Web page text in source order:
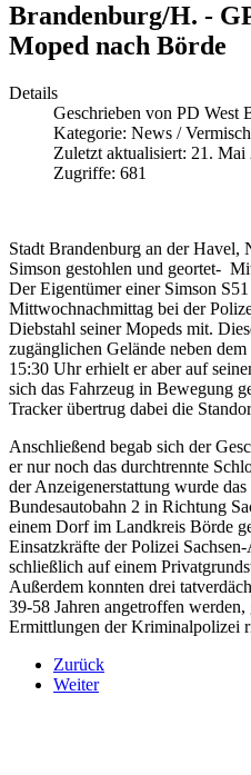
Brandenburg/H. -
Moped nach Börde
Details
Geschrieben von PD West
Kategorie: News /
Zuletzt aktualisiert: 21. Mai
Zugriffe: 681
Stadt Brandenburg an der Havel,
Simson gestohlen und geortet-
Der Eigentümer einer Simson
Mittwochnachmittag bei der
Diebstahl seiner Mopeds mit.
zugänglichen Gelände neben
15:30 Uhr erhielt er aber auf
sich das Fahrzeug in Bewegung
Tracker übertrug dabei die
Anschließend begab sich der
er nur noch das durchtrennte
der Anzeigenerstattung wurde
Bundesautobahn 2 in Richtung
einem Dorf im Landkreis Börde
Einsatzkräfte der Polizei
schließlich auf einem
Außerdem konnten drei
39-58 Jahren angetroffen
Ermittlungen der Kriminalpolizei
Zurück
Weiter